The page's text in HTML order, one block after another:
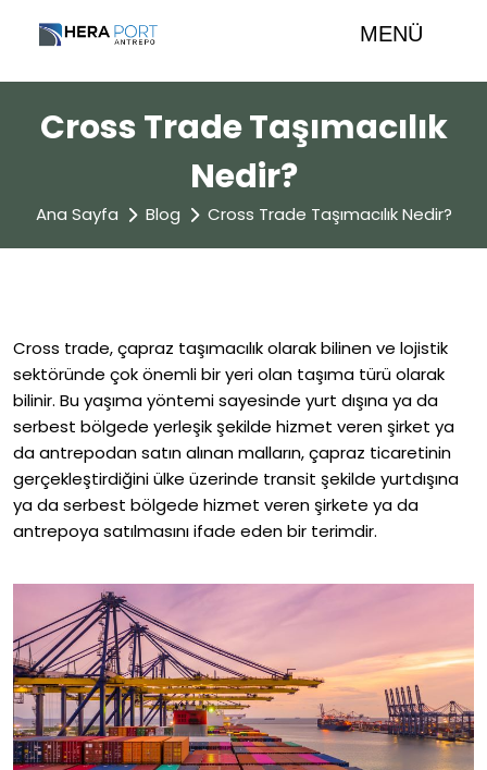
MENÜ
Cross Trade Taşımacılık
Nedir?
Ana Sayfa Blog Cross Trade Taşımacılık Nedir?
Cross trade, çapraz taşımacılık olarak bilinen ve lojistik
sektöründe çok önemli bir yeri olan taşıma türü olarak
bilinir. Bu yaşıma yöntemi sayesinde yurt dışına ya da
serbest bölgede yerleşik şekilde hizmet veren şirket ya
da antrepodan satın alınan malların, çapraz ticaretinin
gerçekleştirdiğini ülke üzerinde transit şekilde yurtdışına
ya da serbest bölgede hizmet veren şirkete ya da
antrepoya satılmasını ifade eden bir terimdir.